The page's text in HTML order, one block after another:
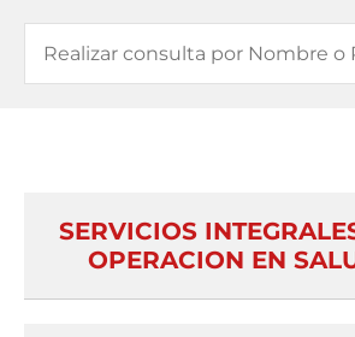
SERVICIOS
OPERACION EN